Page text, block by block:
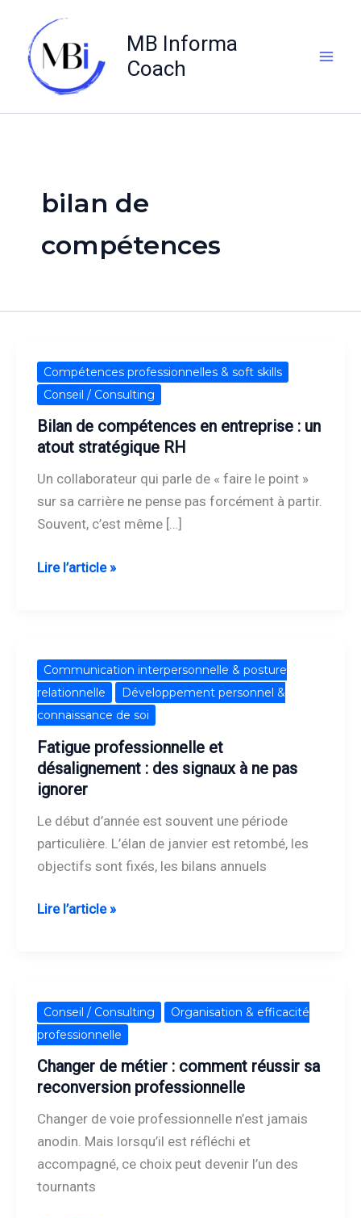
contenu
MB Informa
Coach
bilan de
compétences
Compétences professionnelles & soft skills
Conseil / Consulting
Bilan de compétences en entreprise : un
atout stratégique RH
Un collaborateur qui parle de « faire le point »
sur sa carrière ne pense pas forcément à partir.
Souvent, c’est même […]
Bilan
de
compétences
en
:
un
atout
RH
Lire l’article »
Communication interpersonnelle & posture
relationnelle
Développement personnel &
connaissance de soi
Fatigue professionnelle et
désalignement : des signaux à ne pas
ignorer
Le début d’année est souvent une période
particulière. L’élan de janvier est retombé, les
objectifs sont fixés, les bilans annuels
Fatigue
professionnelle
et
désalignement
des
à
ne
pas
Lire l’article »
Conseil / Consulting
Organisation & efficacité
professionnelle
Changer de métier : comment réussir sa
reconversion professionnelle
Changer de voie professionnelle n’est jamais
anodin. Mais lorsqu’il est réfléchi et
accompagné, ce choix peut devenir l’un des
tournants
Changer
de
métier
réussir
sa
reconversion
professionnelle